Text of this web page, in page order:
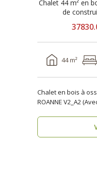
Chalet 44 m² en
de
44 m²
Chalet en bois à
ROANNE V2_A2